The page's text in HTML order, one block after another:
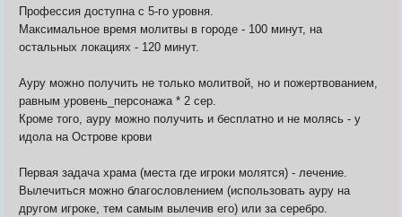
Видео
Форум
Клиент игры на android
Заявки на вступление
R.I.P. =(
Живые легенды
Профессия доступна с 5-го уровня.
Максимальное время молитвы в городе - 100 минут, на
остальных локациях - 120 минут.
Ауру можно получить не только молитвой, но и пожертвованием,
равным уровень_персонажа * 2 сер.
Кроме того, ауру можно получить и бесплатно и не молясь - у
идола на Острове крови
Первая задача храма (места где игроки молятся) - лечение.
Вылечиться можно благословлением (использовать ауру на
другом игроке, тем самым вылечив его) или за серебро.